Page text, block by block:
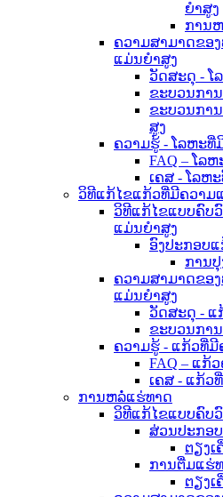
ຍໍາສູງ
ການ
ຄວາມສາມາດຂອ
ແມ່ນຍໍາສູງ
ວັດສະດຸ - ໂ
ຂະບວນກາ
ຂະບວນກາ
ສູງ
ຄວາມຮູ້ - ໂລຫະທີ່
FAQ – ໂລ
ເຄສ - ໂລຫ
ວິທີແກ້ໄຂແກ້ວທີ່ມີຄວາມ
ວິທີແກ້ໄຂແບບຄົບ
ແມ່ນຍໍາສູງ
ອົງປະກອບແ
ການ
ຄວາມສາມາດຂອ
ແມ່ນຍໍາສູງ
ວັດສະດຸ - ແ
ຂະບວນກາ
ຄວາມຮູ້ - ແກ້ວທີ່
FAQ – ແກ້
ເຄສ - ແກ້ວ
ການຫລໍ່ແຮ່ທາດ
ວິທີແກ້ໄຂແບບຄົບ
ສ່ວນປະກອ
ຕຽງເ
ການຕື່ມແຮ່
ຕຽງເ